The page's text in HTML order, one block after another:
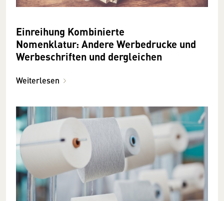
Einreihung Kombinierte
Nomenklatur: Andere Werbedrucke und
Werbeschriften und dergleichen
Weiterlesen